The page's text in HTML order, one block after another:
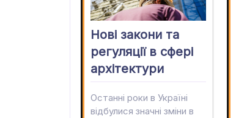
Нові закони та
регуляції в сфері
архітектури
Останні роки в Україні
відбулися значні зміни в